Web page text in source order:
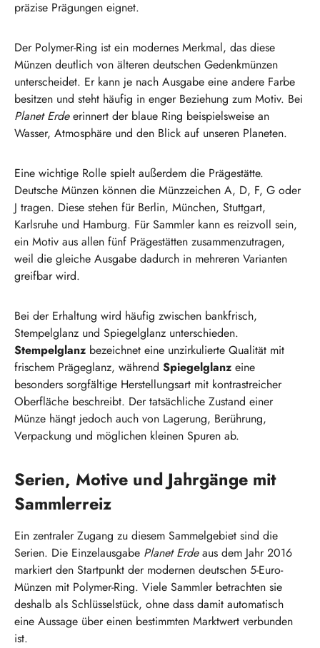
präzise Prägungen eignet.
Der Polymer-Ring ist ein modernes Merkmal, das diese
Münzen deutlich von älteren deutschen Gedenkmünzen
unterscheidet. Er kann je nach Ausgabe eine andere Farbe
besitzen und steht häufig in enger Beziehung zum Motiv. Bei
Planet Erdeerinnert der blaue Ring beispielsweise an
Wasser, Atmosphäre und den Blick auf unseren Planeten.
Eine wichtige Rolle spielt außerdem die Prägestätte.
Deutsche Münzen können die Münzzeichen A, D, F, G oder
J tragen. Diese stehen für Berlin, München, Stuttgart,
Karlsruhe und Hamburg. Für Sammler kann es reizvoll sein,
ein Motiv aus allen fünf Prägestätten zusammenzutragen,
weil die gleiche Ausgabe dadurch in mehreren Varianten
greifbar wird.
Bei der Erhaltung wird häufig zwischen bankfrisch,
Stempelglanz und Spiegelglanz unterschieden.
Stempelglanz bezeichnet eine unzirkulierte Qualität mit
frischem Prägeglanz, während Spiegelglanz eine
besonders sorgfältige Herstellungsart mit kontrastreicher
Oberfläche beschreibt. Der tatsächliche Zustand einer
Münze hängt jedoch auch von Lagerung, Berührung,
Verpackung und möglichen kleinen Spuren ab.
Serien, Motive und Jahrgänge mit
Sammlerreiz
Ein zentraler Zugang zu diesem Sammelgebiet sind die
Serien. Die Einzelausgabe Planet Erdeaus dem Jahr 2016
markiert den Startpunkt der modernen deutschen 5-Euro-
Münzen mit Polymer-Ring. Viele Sammler betrachten sie
deshalb als Schlüsselstück, ohne dass damit automatisch
eine Aussage über einen bestimmten Marktwert verbunden
ist.